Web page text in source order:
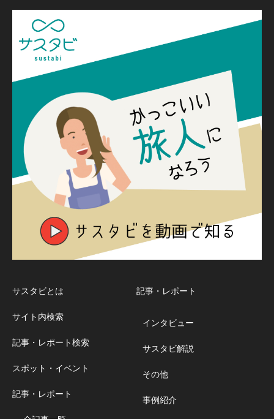
サスタビとは
サイト内検索
記事・レポート検索
スポット・イベント
記事・レポート
記事・レポート
インタビュー
サスタビ解説
その他
事例紹介